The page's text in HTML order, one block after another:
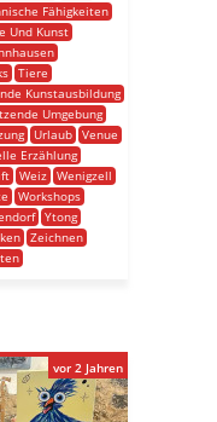
Fähigkeiten
Und Kunst
Tiere
Kunstausbildung
Umgebung
Urlaub Venue
Erzählung
Weiz Wenigzell
Workshops
Ytong
Zeichnen
vor 2 Jahren